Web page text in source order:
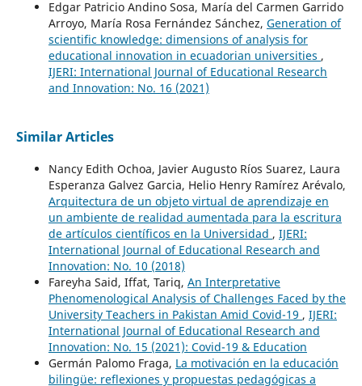
Edgar Patricio Andino Sosa, María del Carmen Garrido
Arroyo, María Rosa Fernández Sánchez, Generation of
scientific knowledge: dimensions of analysis for
educational innovation in ecuadorian universities ,
IJERI: International Journal of Educational Research
and Innovation: No. 16 (2021)
Similar Articles
Nancy Edith Ochoa, Javier Augusto Ríos Suarez, Laura
Esperanza Galvez Garcia, Helio Henry Ramírez Arévalo,
Arquitectura de un objeto virtual de aprendizaje en
un ambiente de realidad aumentada para la escritura
de artículos científicos en la Universidad , IJERI:
International Journal of Educational Research and
Innovation: No. 10 (2018)
Fareyha Said, Iffat, Tariq, An Interpretative
Phenomenological Analysis of Challenges Faced by the
University Teachers in Pakistan Amid Covid-19 , IJERI:
International Journal of Educational Research and
Innovation: No. 15 (2021): Covid-19 & Education
Germán Palomo Fraga, La motivación en la educación
bilingüe: reflexiones y propuestas pedagógicas a